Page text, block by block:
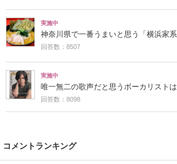
実施中
神奈川県で一番うまいと思う「横浜家
回答数：8507
実施中
唯一無二の歌声だと思うボーカリストは
回答数：8098
コメントランキング